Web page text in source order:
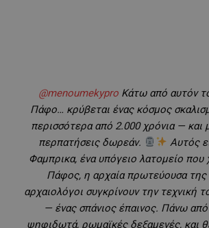
@menoumekyproΚάτω από αυτόν
Πάφο… κρύβεται ένας κόσμος
περισσότερα από 2.000 χρόνια — και
περπατήσεις δωρεάν.
Αυτός
Φαμπρικα, ένα υπόγειο λατομείο που
Πάφος, η αρχαία πρωτεύουσα της
αρχαιολόγοι συγκρίνουν την τεχνική
— ένας σπάνιος έπαινος. Πάνω
ψηφιδωτά, ρωμαϊκές δεξαμενές, και